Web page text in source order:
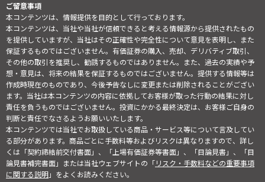
ご留意事項
本コンテンツは、情報提供を目的として行っております。
本コンテンツは、当社や当社が信頼できると考える情報源から提供されたもの
を提供していますが、当社はその正確性や完全性について意見を表明し、また
保証するものではございません。有価証券の購入、売却、デリバティブ取引、
その他の取引を推奨し、勧誘するものではありません。また、過去の実績や予
想・意見は、将来の結果を保証するものではございません。提供する情報等は
作成時現在のものであり、今後予告なしに変更または削除されることがござい
ます。当社は本コンテンツの内容に依拠してお客様が取った行動の結果に対し
責任を負うものではございません。投資にかかる最終決定は、お客様ご自身の
判断と責任でなさるようお願いいたします。
本コンテンツでは当社でお取扱している商品・サービス等について言及してい
る部分があります。商品ごとに手数料等およびリスクは異なりますので、詳し
くは「契約締結前交付書面」、「上場有価証券等書面」、「目論見書」、「目
論見書補完書面」または当社ウェブサイトの「リスク・手数料などの重要事項
に関する説明」をよくお読みください。